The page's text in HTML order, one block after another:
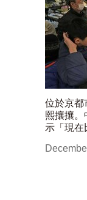
位於京都
熙攘攘。
示「現在